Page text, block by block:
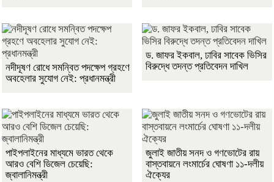
নদীদূষণ রোধে সমন্বিত পদক্ষেপ গ্রহণে
অবহেলার সুযোগ নেই: প্রধানমন্ত্রী
ড. জাফর ইকবাল, ঢাবির সাবেক ভিসির
বিরুদ্ধে তদন্ত প্রতিবেদন দাখিল
পাইপলাইনের মাধ্যমে ভারত থেকে
আরও বেশি ডিজেল চেয়েছি:
জ্বালানিমন্ত্রী
জুলাই জাতীয় সনদ ও গণভোটের রায়
বাস্তবায়নে লংমার্চের ঘোষণা ১১-দলীয়
ঐক্যের